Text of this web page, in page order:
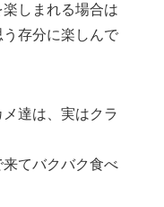
しまれる場合は
存分に楽しんで
達は、実はクラ
てバクバク食べ